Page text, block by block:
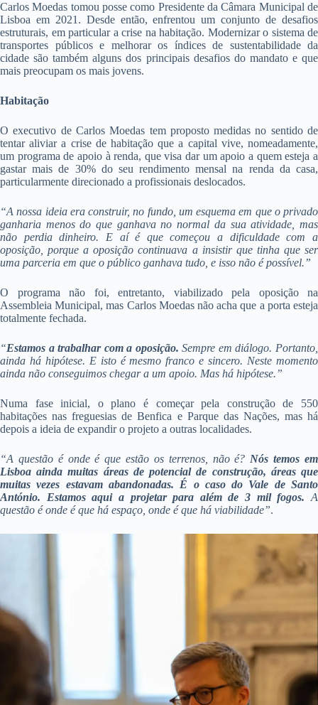
Carlos Moedas tomou posse como Presidente da Câmara Municipal de
Lisboa em 2021. Desde então, enfrentou um conjunto de desafios
estruturais, em particular a crise na habitação. Modernizar o sistema de
transportes públicos e melhorar os índices de sustentabilidade da
cidade são também alguns dos principais desafios do mandato e que
mais preocupam os mais jovens.
Habitação
O executivo de Carlos Moedas tem proposto medidas no sentido de
tentar aliviar a crise de habitação que a capital vive, nomeadamente,
um programa de apoio à renda, que visa dar um apoio a quem esteja a
gastar mais de 30% do seu rendimento mensal na renda da casa,
particularmente direcionado a profissionais deslocados.
“A nossa ideia era construir, no fundo, um esquema em que o privado
ganharia menos do que ganhava no normal da sua atividade, mas
não perdia dinheiro.
E aí é que começou a dificuldade com a
oposição, porque a oposição continuava a insistir que tinha que ser
uma parceria em que o público ganhava tudo, e isso não é possível.”
O programa não foi, entretanto, viabilizado pela oposição na
Assembleia Municipal, mas Carlos Moedas não acha que a porta esteja
totalmente fechada.
“Estamos a trabalhar com a oposição.Sempre em diálogo. Portanto,
ainda há hipótese. E isto é mesmo franco e sincero. Neste momento
ainda não conseguimos chegar a um apoio. Mas há hipótese.”
Numa fase inicial, o plano é começar pela construção de 550
habitações nas freguesias de Benfica e Parque das Nações, mas há
depois a ideia de expandir o projeto a outras localidades.
“A questão é onde é que estão os terrenos, não é? Nós temos em
Lisboa ainda muitas áreas de potencial de construção, áreas que
muitas vezes estavam abandonadas. É o caso do Vale de Santo
António. Estamos aqui a projetar para além de 3 mil fogos. A
questão é onde é que há espaço, onde é que há viabilidade”.